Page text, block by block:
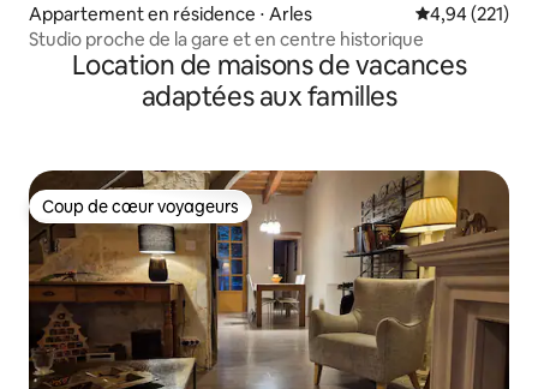
Appartement en résidence ⋅ Arles Évaluation
4,94 (221)
Studio proche de la gare et en centre historique
Location de maisons de vacances
adaptées aux familles
Coup de cœur voyageurs
Coup de cœur voyageurs